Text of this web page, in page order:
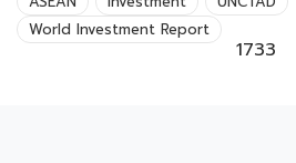
World Investment Report
1733